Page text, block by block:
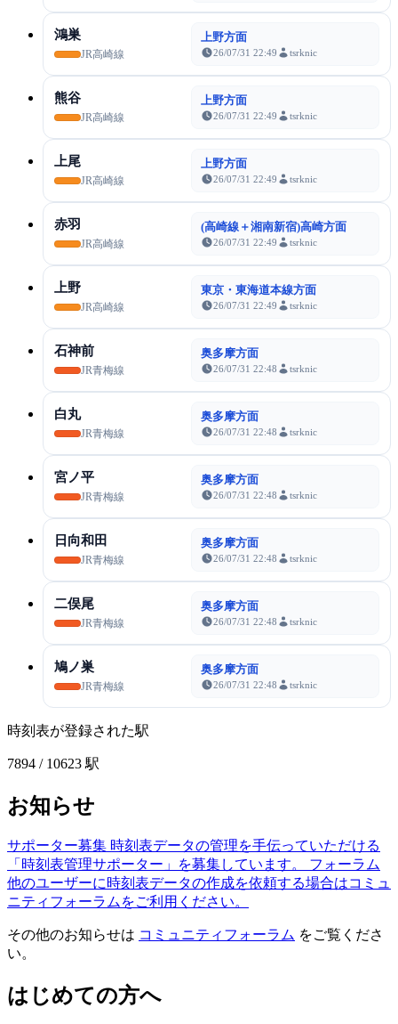
鴻巣
JR高崎線
上野方面
26/07/31 22:49 tsrknic
熊谷
JR高崎線
上野方面
26/07/31 22:49 tsrknic
上尾
JR高崎線
上野方面
26/07/31 22:49 tsrknic
赤羽
JR高崎線
(高崎線＋湘南新宿)高崎方面
26/07/31 22:49 tsrknic
上野
JR高崎線
東京・東海道本線方面
26/07/31 22:49 tsrknic
石神前
JR青梅線
奥多摩方面
26/07/31 22:48 tsrknic
白丸
JR青梅線
奥多摩方面
26/07/31 22:48 tsrknic
宮ノ平
JR青梅線
奥多摩方面
26/07/31 22:48 tsrknic
日向和田
JR青梅線
奥多摩方面
26/07/31 22:48 tsrknic
二俣尾
JR青梅線
奥多摩方面
26/07/31 22:48 tsrknic
鳩ノ巣
JR青梅線
奥多摩方面
26/07/31 22:48 tsrknic
時刻表が登録された駅
7894 / 10623 駅
お知らせ
サポーター募集 時刻表データの管理を手伝っていただける
「時刻表管理サポーター」を募集しています。
フォーラム
他のユーザーに時刻表データの作成を依頼する場合はコミュ
ニティフォーラムをご利用ください。
その他のお知らせは コミュニティフォーラム をご覧くださ
い。
はじめての方へ